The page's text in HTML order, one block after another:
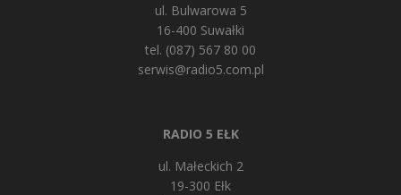
ul. Bulwarowa 5
16-400 Suwałki
tel. (087) 567 80 00
serwis@radio5.com.pl
RADIO 5 EŁK
ul. Małeckich 2
19-300 Ełk